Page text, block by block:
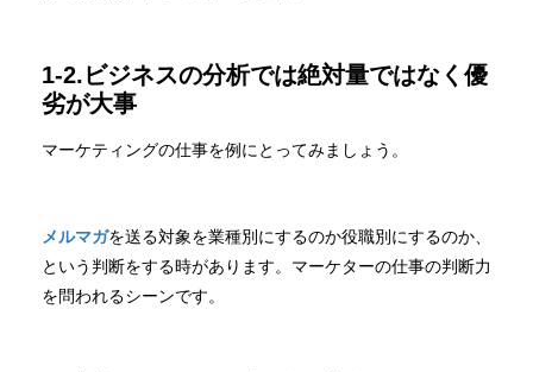
1-2.ビジネスの分析では絶対量ではなく優
劣が大事
マーケティングの仕事を例にとってみましょう。
メルマガを送る対象を業種別にするのか役職別にするのか、
という判断をする時があります。マーケターの仕事の判断力
を問われるシーンです。